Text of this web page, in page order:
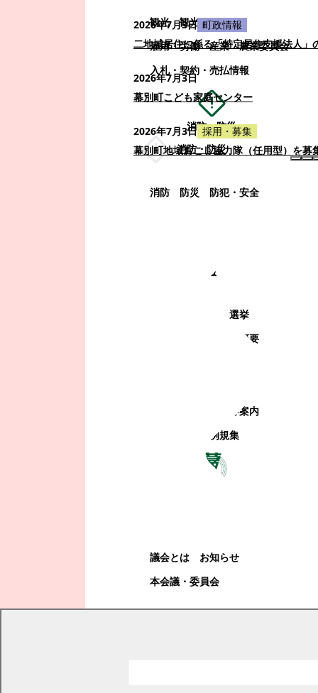
観光
観光・イベント
雇用・労働
産業
農業委員会
入札・契約・売払情報
消防・防災
消防・防災
消防 防災 防犯・安全
町政情報
選挙
町の概要
観光地・公共施設等案内
電子掲示場・例規集
議会とは
お知らせ
本会議・委員会
2026年7月3日 町政情報
二地域居住に係る「特定居住支援法人」
2026年7月3日
幕別町こども家庭センター
2026年7月3日 採用・募集
幕別町地域おこし協力隊（任用型）を募